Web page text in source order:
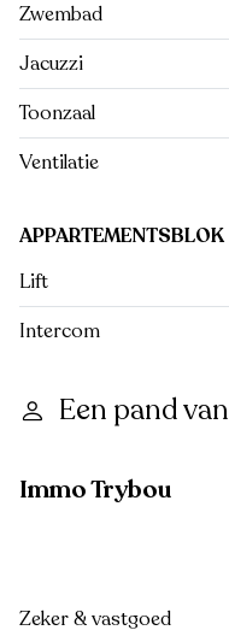
Zwembad
Jacuzzi
Toonzaal
Ventilatie
APPARTEMENTSBLOK
Lift
Intercom
Een pand van
Immo Trybou
Zeker & vastgoed